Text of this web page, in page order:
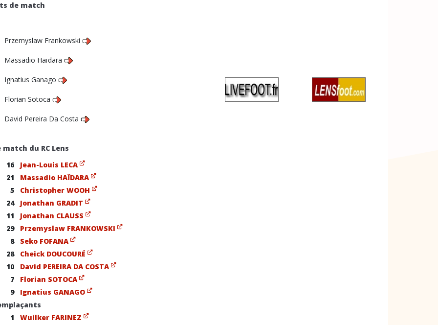
de match
Przemyslaw Frankowski
Massadio Haïdara
Ignatius Ganago
Florian Sotoca
David Pereira Da Costa
du RC Lens
16
Jean-Louis LECA
21
Massadio HAÏDARA
5
Christopher WOOH
24
Jonathan GRADIT
11
Jonathan CLAUSS
29
Przemyslaw FRANKOWSKI
8
Seko FOFANA
28
Cheick DOUCOURÉ
10
David PEREIRA DA COSTA
7
Florian SOTOCA
9
Ignatius GANAGO
1
Wuilker FARINEZ